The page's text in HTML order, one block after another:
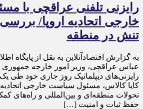
رایزنی تلفنی عراقچی با
خارجی اتحادیه اروپا/
تنش در منطقه
به گزارش اقتصادآنلاین به نقل از پایگاه
عباس عراقچی، وزیر امور خارجه جمهوری
رایزنی‌های دیپلماتیک روز جاری خود طی یک
کایا کالاس، مسئول سیاست خارجی اتحادیه
تحولات منطقه‌ای و بین‌المللی و راه‌های
حفظ ثبات و امنیت […]